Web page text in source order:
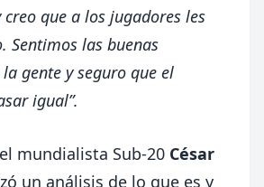
que a los jugadores les
Sentimos las buenas
gente y seguro que el
igual”.
mundialista Sub-20 César
un análisis de lo que es y